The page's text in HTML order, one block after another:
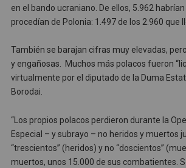
en el bando ucraniano. De ellos, 5.962
procedían de Polonia: 1.497 de los 2.960 que
También se barajan cifras muy elevadas,
y engañosas. Muchos más polacos fueron
virtualmente por el diputado de la Duma
Borodai.
“Los propios polacos perdieron durante la
Especial – y subrayo – no heridos y muertos
“trescientos” (heridos) y no “doscientos”
muertos, unos 15.000 de sus combatientes.